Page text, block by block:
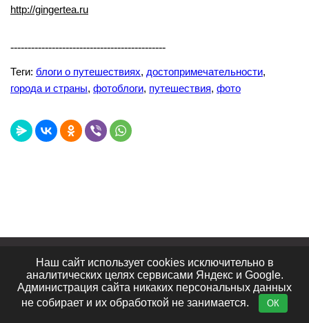
http://gingertea.ru
---------------------------------------------
Теги: блоги о путешествиях, достопримечательности,
города и страны, фотоблоги, путешествия, фото
Лучшие сайты Топ сайтов
Видеообзоры
Интересное в сети
Блог портала
Отзывы
Контакты
© 2011 - 2026· big-big.ru ·Политика конфиденциальности
Наш сайт использует cookies исключительно в
аналитических целях сервисами Яндекс и Google.
Администрация сайта никаких персональных данных
не собирает и их обработкой не занимается.
ОК